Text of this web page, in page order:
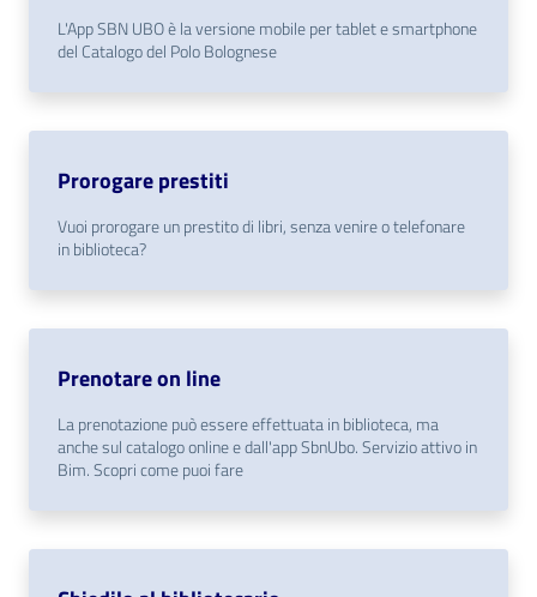
Casa
Piani
storico
Decentrate
lettura
Seguici
L'App SBN UBO è la versione mobile per tablet e smartphone
del Catalogo del Polo Bolognese
Prorogare prestiti
Vuoi prorogare un prestito di libri, senza venire o telefonare
in biblioteca?
Prenotare on line
La prenotazione può essere effettuata in biblioteca, ma
anche sul catalogo online e dall'app SbnUbo. Servizio attivo in
Bim. Scopri come puoi fare